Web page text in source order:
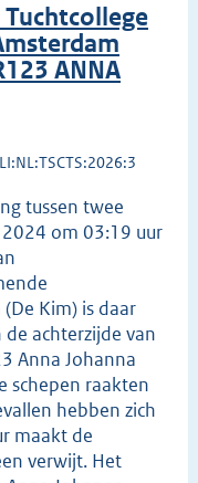
Tuchtcollege
ANNA
tussen twee
om 03:19 uur
Kim) is daar
achterzijde van
Anna Johanna
schepen raakten
hebben zich
maakt de
verwijt. Het